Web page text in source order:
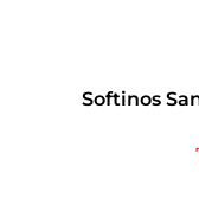
Softinos